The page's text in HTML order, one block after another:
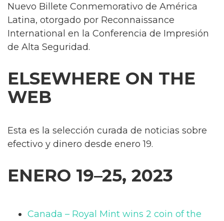
Nuevo Billete Conmemorativo de América
Latina, otorgado por Reconnaissance
International en la Conferencia de Impresión
de Alta Seguridad.
ELSEWHERE ON THE
WEB
Esta es la selección curada de noticias sobre
efectivo y dinero desde enero 19.
ENERO 19–25, 2023
Canada – Royal Mint wins 2 coin of the